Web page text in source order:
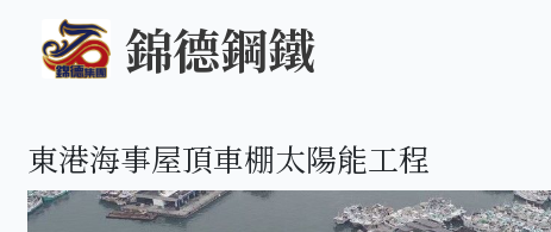
錦德鋼鐵
東港海事屋頂車棚太陽能工程